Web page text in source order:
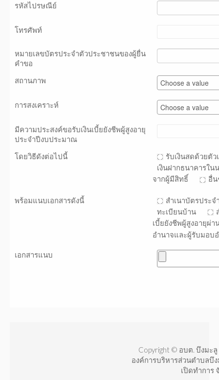
รหัสไปรษณีย์
โทรศัพท์
หมายเลขบัตรประจำตัวประชาชนของผู้ยื่น
คำขอ
สถานภาพ
การสงเคราะห์
มีความประสงค์ขอรับเงินเบี้ยยังชีพผู้สูงอายุ
ประจำปีงบประมาณ
โดยวิธีดังต่อไปนี้
รับเงินสดด้วยตัว
เงินฝากธนาคารใ
จากผู้มีสิทธิ์
อื่น
พร้อมแนบเอกสารดังนี้
สำเนาบัตรประ
ทะเบียนบ้าน
เบี้ยยังชีพผู้สูงอายุผ่า
อำนาจและผู้รับมอบ
เอกสารแนบ
Copyright © อบต. บึงมะ
องค์การบริหารส่วนตำบลบึ